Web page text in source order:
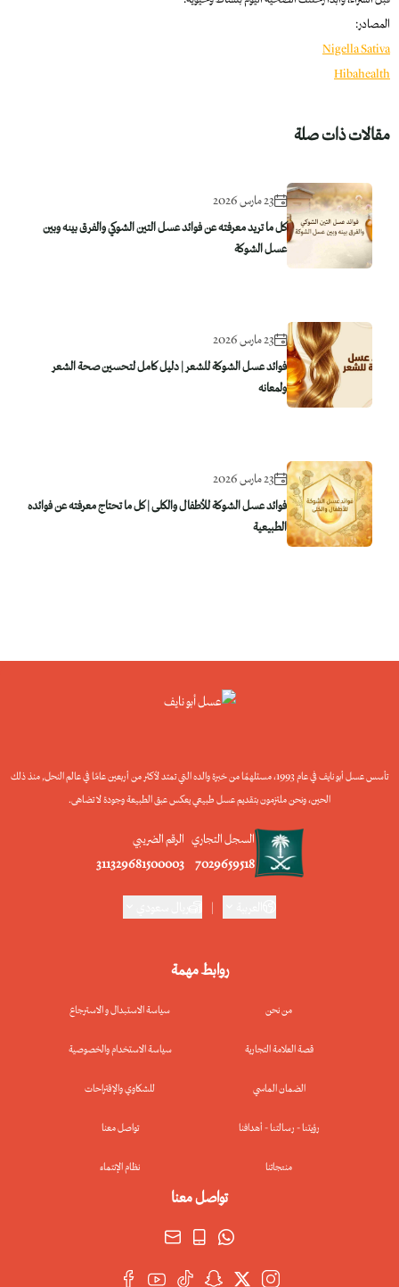
المصادر:
Nigella Sativa
Hibahealth
مقالات ذات صلة
23 مارس 2026
كل ما تريد معرفته عن فوائد عسل التين الشوكي والفرق بينه وبين
عسل الشوكة
23 مارس 2026
فوائد عسل الشوكة للشعر | دليل كامل لتحسين صحة الشعر
ولمعانه
23 مارس 2026
فوائد عسل الشوكة للأطفال والكلى | كل ما تحتاج معرفته عن فوائده
الطبيعية
روابط مهمة
من نحن
قصة العلامة التجارية
الضمان الماسي
رؤيتنا - رسالتنا - أهدافنا
منتجاتنا
سياسة الاستبدال و الاسترجاع
سياسة الاستخدام والخصوصية
للشكاوي والإقتراحات
تواصل معنا
نظام الإنتماء
تأسس عسل أبو نايف في عام 1993، مستلهمًا من خبرة والده التي تمتد لأكثر من أربعين عامًا في عالم النحل, منذ ذلك
الحين، ونحن ملتزمون بتقديم عسل طبيعي يعكس عبق الطبيعة وجودة لا تضاهى.
السجل التجاري
7029659518
الرقم الضريبي
311329681500003
|